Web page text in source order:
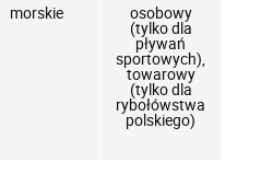
morskie osobowy
(tylko dla
pływań
sportowych),
towarowy
(tylko dla
rybołówstwa
polskiego)